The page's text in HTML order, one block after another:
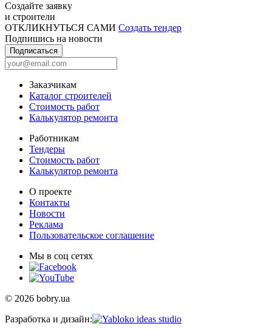
Создайте заявку
и строители
ОТКЛИКНУТЬСЯ САМИ Создать тендер
Подпишись на новости
Подписаться
Заказчикам
Каталог строителей
Стоимость работ
Калькулятор ремонта
Работникам
Тендеры
Стоимость работ
Калькулятор ремонта
О проекте
Контакты
Новости
Реклама
Пользовательское соглашение
Мы в соц сетях
© 2026 bobry.ua
Разработка и дизайн: